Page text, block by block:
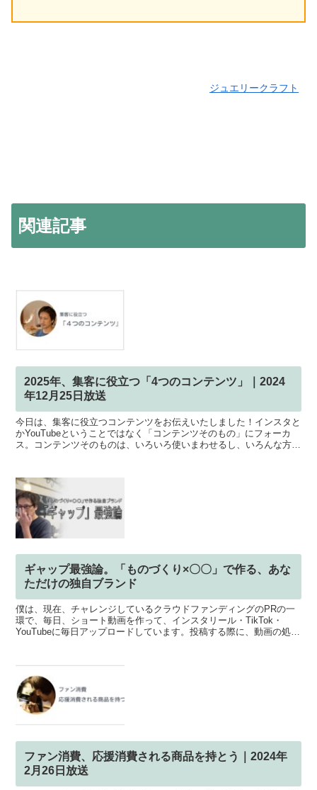
ジュエリークラフト
関連記事
2025年、集客に役立つ「4つのコンテンツ」｜2024
年12月25日放送
今日は、集客に役立つコンテンツをお伝えいたしました！インスタと
かYouTubeということではなく「コンテンツそのもの」にフォーカ
ス。コンテンツそのものは、いろいろ使いまわせるし、いろんな方法
ギャップ最強論。「ものづくり×〇〇」で作る、あな
ただけの独自ブランド
僕は、現在、チャレンジしているクラウドファンディングのPRの一
環で、毎日、ショート動画を作って、インスタリール・TikTok・
YouTubeに毎日アップロードしています。投稿する際に、動画の処理
ファン消費、応援消費される商品を持とう｜2024年
2月26日放送